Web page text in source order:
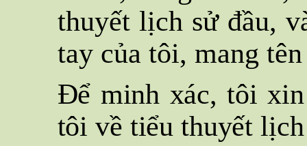
thuyết lịch sử đầu,
tay của tôi, mang
Để minh xác, tôi xin
tôi về tiểu thuyết